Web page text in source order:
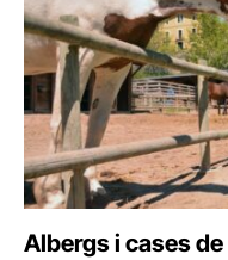
Albergs i cases